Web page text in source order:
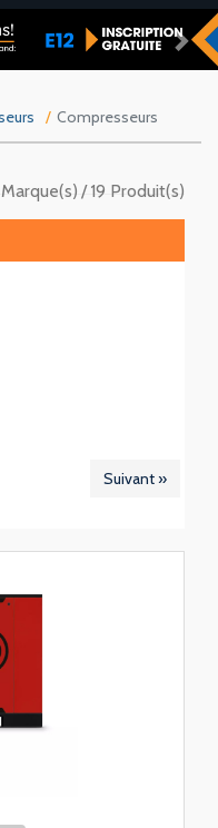
Compresseurs
19 Produit(s)
Suivant »